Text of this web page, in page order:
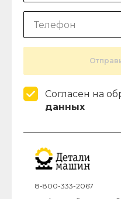
Согласен на
данных
8-800-333-2067